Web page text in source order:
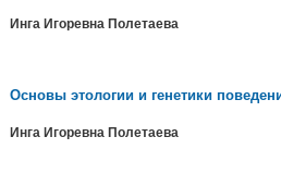
Инга Игоревна Полетаева
Основы этологии и генетики
Инга Игоревна Полетаева